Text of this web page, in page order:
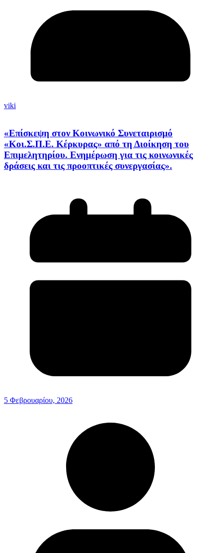
viki
«Επίσκεψη στον Κοινωνικό Συνεταιρισμό
«Κοι.Σ.Π.Ε. Κέρκυρας» από τη Διοίκηση του
Επιμελητηρίου. Ενημέρωση για τις κοινωνικές
δράσεις και τις προοπτικές συνεργασίας».
5 Φεβρουαρίου, 2026